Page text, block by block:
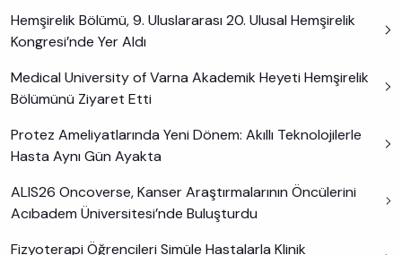
Hemşirelik Bölümü, 9. Uluslararası 20. Ulusal Hemşirelik
Kongresi’nde Yer Aldı
Medical University of Varna Akademik Heyeti Hemşirelik
Bölümünü Ziyaret Etti
Protez Ameliyatlarında Yeni Dönem: Akıllı Teknolojilerle
Hasta Aynı Gün Ayakta
ALIS26 Oncoverse, Kanser Araştırmalarının Öncülerini
Acıbadem Üniversitesi’nde Buluşturdu
Fizyoterapi Öğrencileri Simüle Hastalarla Klinik